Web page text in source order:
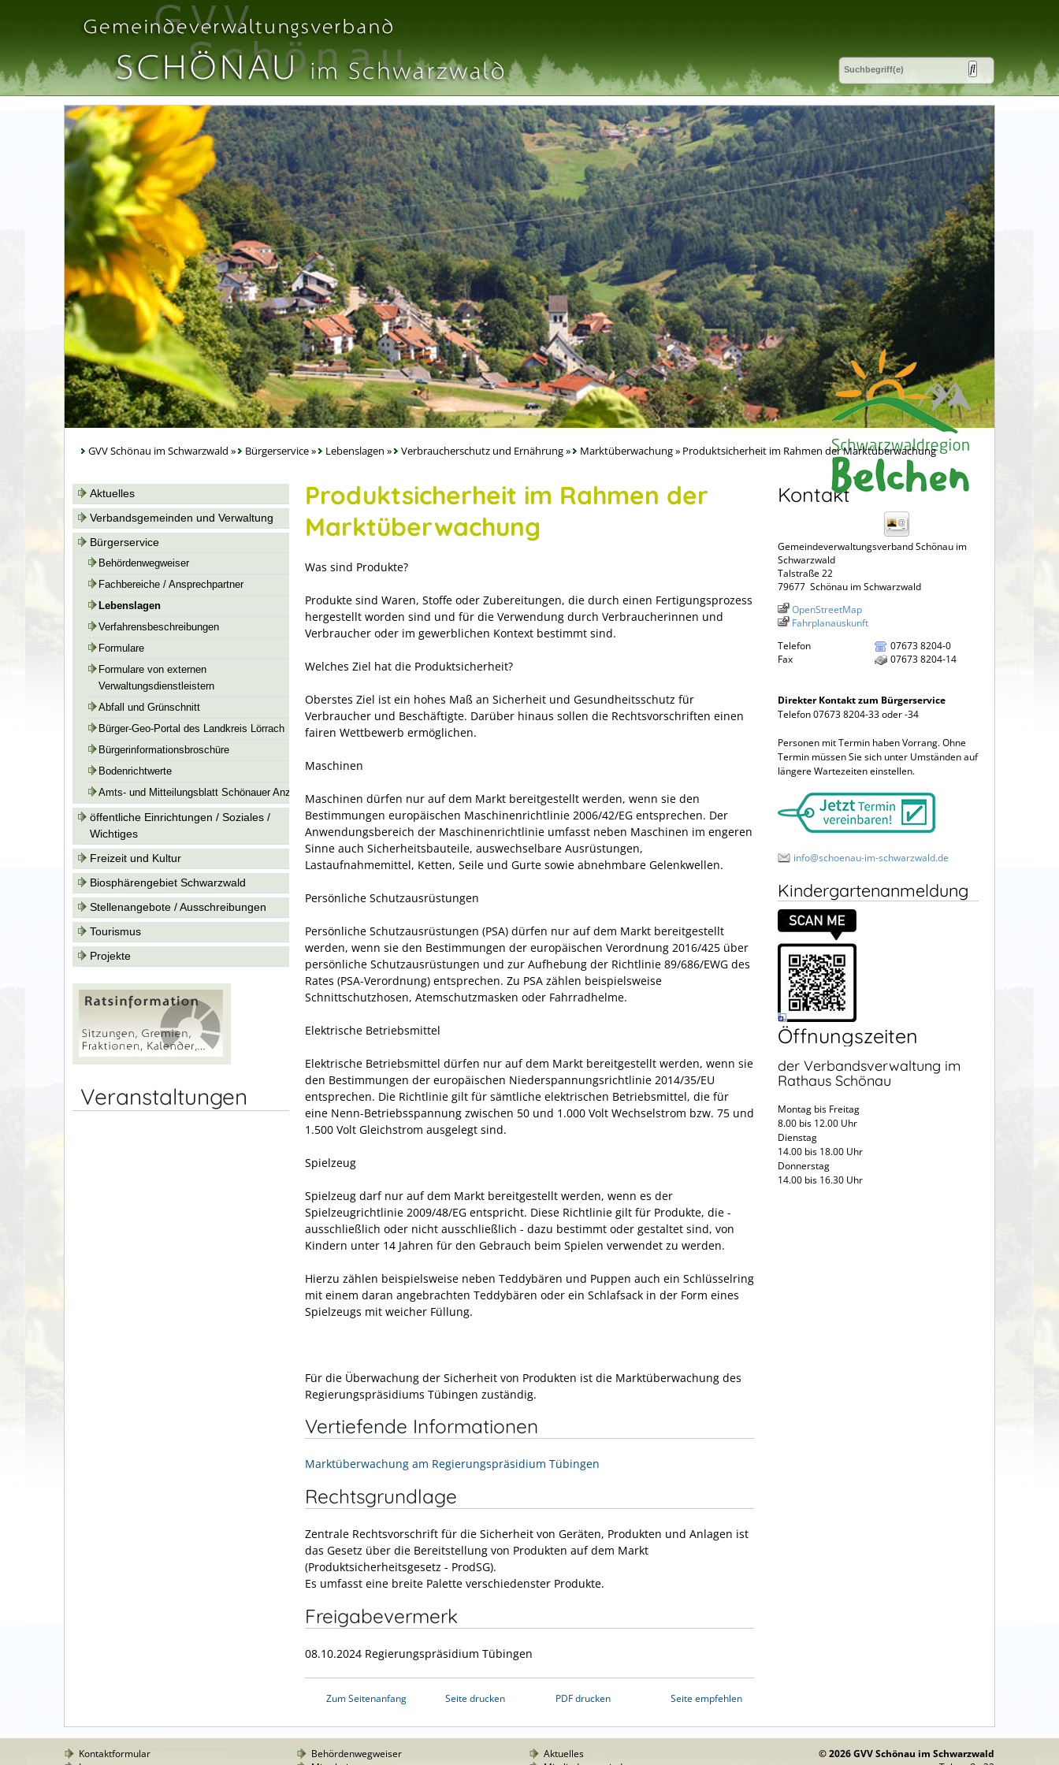
GVV Schönau im Schwarzwald » Bürgerservice» Lebenslagen » Verbraucherschutz und Ernährung» Marktüberwachung» Produktsicherheit im Rahmen der Marktüberwachung
Aktuelles
Verbandsgemeinden und Verwaltung
Bürgerservice
Behördenwegweiser
Fachbereiche / Ansprechpartner
Lebenslagen
Verfahrensbeschreibungen
Formulare
Formulare von externen
Verwaltungsdienstleistern
Abfall und Grünschnitt
Bürger-Geo-Portal des Landkreis Lörrach
Bürgerinformationsbroschüre
Bodenrichtwerte
Amts- und Mitteilungsblatt Schönauer Anzeiger
öffentliche Einrichtungen / Soziales /
Wichtiges
Freizeit und Kultur
Biosphärengebiet Schwarzwald
Stellenangebote / Ausschreibungen
Tourismus
Projekte
Veranstaltungen
Produktsicherheit im Rahmen der
Marktüberwachung
Was sind Produkte?
Produkte sind Waren, Stoffe oder Zubereitungen, die durch einen Fertigungsprozess
hergestellt worden sind und für die Verwendung durch Verbraucherinnen und
Verbraucher oder im gewerblichen Kontext bestimmt sind.
Welches Ziel hat die Produktsicherheit?
Oberstes Ziel ist ein hohes Maß an Sicherheit und Gesundheitsschutz für
Verbraucher und Beschäftigte. Darüber hinaus sollen die Rechtsvorschriften einen
fairen Wettbewerb ermöglichen.
Maschinen
Maschinen dürfen nur auf dem Markt bereitgestellt werden, wenn sie den
Bestimmungen europäischen Maschinenrichtlinie 2006/42/EG entsprechen. Der
Anwendungsbereich der Maschinenrichtlinie umfasst neben Maschinen im engeren
Sinne auch Sicherheitsbauteile, auswechselbare Ausrüstungen,
Lastaufnahmemittel, Ketten, Seile und Gurte sowie abnehmbare Gelenkwellen.
Persönliche Schutzausrüstungen
Persönliche Schutzausrüstungen (PSA) dürfen nur auf dem Markt bereitgestellt
werden, wenn sie den Bestimmungen der europäischen Verordnung 2016/425 über
persönliche Schutzausrüstungen und zur Aufhebung der Richtlinie 89/686/EWG des
Rates (PSA-Verordnung) entsprechen. Zu PSA zählen beispielsweise
Schnittschutzhosen, Atemschutzmasken oder Fahrradhelme.
Elektrische Betriebsmittel
Elektrische Betriebsmittel dürfen nur auf dem Markt bereitgestellt werden, wenn sie
den Bestimmungen der europäischen Niederspannungsrichtlinie 2014/35/EU
entsprechen. Die Richtlinie gilt für sämtliche elektrischen Betriebsmittel, die für
eine Nenn-Betriebsspannung zwischen 50 und 1.000 Volt Wechselstrom bzw. 75 und
1.500 Volt Gleichstrom ausgelegt sind.
Spielzeug
Spielzeug darf nur auf dem Markt bereitgestellt werden, wenn es der
Spielzeugrichtlinie 2009/48/EG entspricht. Diese Richtlinie gilt für Produkte, die -
ausschließlich oder nicht ausschließlich - dazu bestimmt oder gestaltet sind, von
Kindern unter 14 Jahren für den Gebrauch beim Spielen verwendet zu werden.
Hierzu zählen beispielsweise neben Teddybären und Puppen auch ein Schlüsselring
mit einem daran angebrachten Teddybären oder ein Schlafsack in der Form eines
Spielzeugs mit weicher Füllung.
Für die Überwachung der Sicherheit von Produkten ist die Marktüberwachung des
Regierungspräsidiums Tübingen zuständig.
Vertiefende Informationen
Marktüberwachung am Regierungspräsidium Tübingen
Rechtsgrundlage
Zentrale Rechtsvorschrift für die Sicherheit von Geräten, Produkten und Anlagen ist
das Gesetz über die Bereitstellung von Produkten auf dem Markt
(Produktsicherheitsgesetz - ProdSG).
Es umfasst eine breite Palette verschiedenster Produkte.
Freigabevermerk
08.10.2024 Regierungspräsidium Tübingen
Zum Seitenanfang Seite drucken PDF drucken Seite empfehlen
Kontakt
Gemeindeverwaltungsverband Schönau im
Schwarzwald
Talstraße 22
79677 Schönau im Schwarzwald
OpenStreetMap
Fahrplanauskunft
Telefon
07673 8204-0
Fax
07673 8204-14
Direkter Kontakt zum Bürgerservice
Telefon 07673 8204-33 oder -34
Personen mit Termin haben Vorrang. Ohne
Termin müssen Sie sich unter Umständen auf
längere Wartezeiten einstellen.
info@schoenau-im-schwarzwald.de
Kindergartenanmeldung
Öffnungszeiten
der Verbandsverwaltung im
Rathaus Schönau
Montag bis Freitag
8.00 bis 12.00 Uhr
Dienstag
14.00 bis 18.00 Uhr
Donnerstag
14.00 bis 16.30 Uhr
Kontaktformular
Behördenwegweiser
Aktuelles
© 2026 GVV Schönau im Schwarzwald